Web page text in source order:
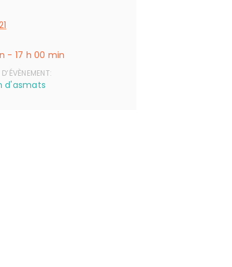
- 17 h 00 min
d'asmats